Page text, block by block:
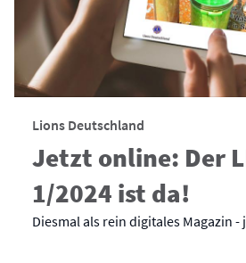
Lions Deutschland
Jetzt online: Der
1/2024 ist da!
Diesmal als rein digitales Magazin